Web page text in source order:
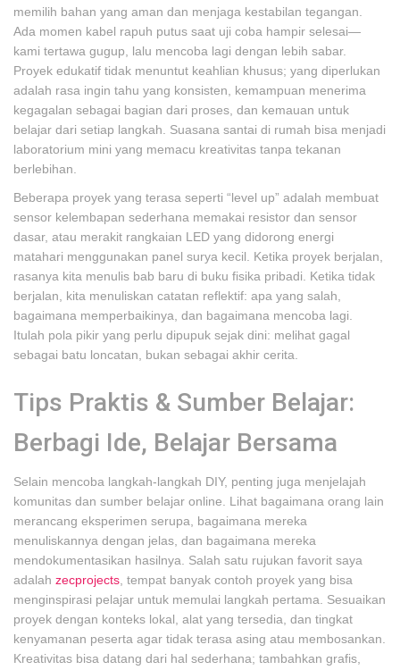
memilih bahan yang aman dan menjaga kestabilan tegangan.
Ada momen kabel rapuh putus saat uji coba hampir selesai—
kami tertawa gugup, lalu mencoba lagi dengan lebih sabar.
Proyek edukatif tidak menuntut keahlian khusus; yang diperlukan
adalah rasa ingin tahu yang konsisten, kemampuan menerima
kegagalan sebagai bagian dari proses, dan kemauan untuk
belajar dari setiap langkah. Suasana santai di rumah bisa menjadi
laboratorium mini yang memacu kreativitas tanpa tekanan
berlebihan.
Beberapa proyek yang terasa seperti “level up” adalah membuat
sensor kelembapan sederhana memakai resistor dan sensor
dasar, atau merakit rangkaian LED yang didorong energi
matahari menggunakan panel surya kecil. Ketika proyek berjalan,
rasanya kita menulis bab baru di buku fisika pribadi. Ketika tidak
berjalan, kita menuliskan catatan reflektif: apa yang salah,
bagaimana memperbaikinya, dan bagaimana mencoba lagi.
Itulah pola pikir yang perlu dipupuk sejak dini: melihat gagal
sebagai batu loncatan, bukan sebagai akhir cerita.
Tips Praktis & Sumber Belajar:
Berbagi Ide, Belajar Bersama
Selain mencoba langkah-langkah DIY, penting juga menjelajah
komunitas dan sumber belajar online. Lihat bagaimana orang lain
merancang eksperimen serupa, bagaimana mereka
menuliskannya dengan jelas, dan bagaimana mereka
mendokumentasikan hasilnya. Salah satu rujukan favorit saya
adalah zecprojects , tempat banyak contoh proyek yang bisa
menginspirasi pelajar untuk memulai langkah pertama. Sesuaikan
proyek dengan konteks lokal, alat yang tersedia, dan tingkat
kenyamanan peserta agar tidak terasa asing atau membosankan.
Kreativitas bisa datang dari hal sederhana; tambahkan grafis,